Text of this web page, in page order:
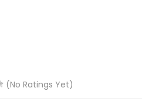
(No Ratings Yet)